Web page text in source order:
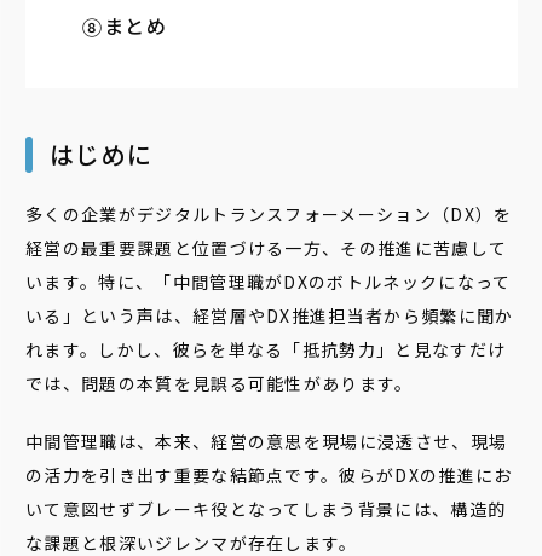
まとめ
はじめに
多くの企業がデジタルトランスフォーメーション（DX）を
経営の最重要課題と位置づける一方、その推進に苦慮して
います。特に、「中間管理職がDXのボトルネックになって
いる」という声は、経営層やDX推進担当者から頻繁に聞か
れます。しかし、彼らを単なる「抵抗勢力」と見なすだけ
では、問題の本質を見誤る可能性があります。
中間管理職は、本来、経営の意思を現場に浸透させ、現場
の活力を引き出す重要な結節点です。彼らがDXの推進にお
いて意図せずブレーキ役となってしまう背景には、構造的
な課題と根深いジレンマが存在します。